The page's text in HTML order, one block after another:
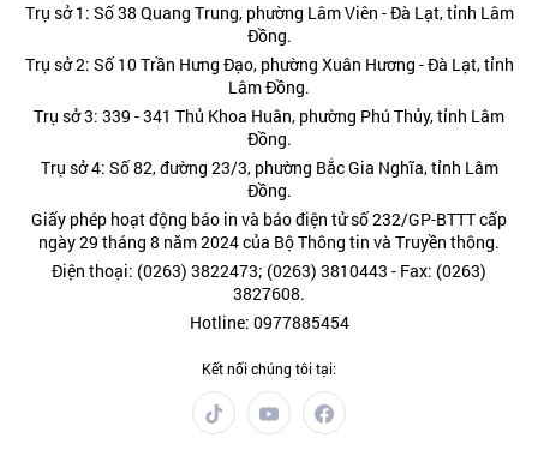
Trụ sở 1: Số 38 Quang Trung, phường Lâm Viên - Đà Lạt, tỉnh Lâm
Đồng.
Trụ sở 2: Số 10 Trần Hưng Đạo, phường Xuân Hương - Đà Lạt, tỉnh
Lâm Đồng.
Trụ sở 3: 339 - 341 Thủ Khoa Huân, phường Phú Thủy, tỉnh Lâm
Đồng.
Trụ sở 4: Số 82, đường 23/3, phường Bắc Gia Nghĩa, tỉnh Lâm
Đồng.
Giấy phép hoạt động báo in và báo điện tử số 232/GP-BTTT cấp
ngày 29 tháng 8 năm 2024 của Bộ Thông tin và Truyền thông.
Điện thoại: (0263) 3822473; (0263) 3810443 - Fax: (0263)
3827608.
Hotline: 0977885454
Kết nối chúng tôi tại: